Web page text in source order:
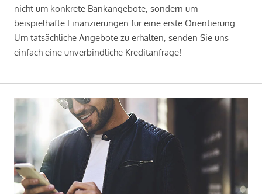
nicht um konkrete Bankangebote, sondern um
beispielhafte Finanzierungen für eine erste Orientierung.
Um tatsächliche Angebote zu erhalten, senden Sie uns
einfach eine unverbindliche Kreditanfrage!